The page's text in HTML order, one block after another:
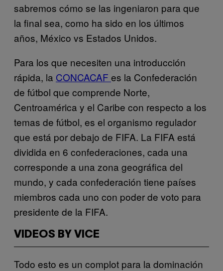
sabremos cómo se las ingeniaron para que
la final sea, como ha sido en los últimos
años, México vs Estados Unidos.
Para los que necesiten una introducción
rápida, la CONCACAF es la Confederación
de fútbol que comprende Norte,
Centroamérica y el Caribe con respecto a los
temas de fútbol, es el organismo regulador
que está por debajo de FIFA. La FIFA está
dividida en 6 confederaciones, cada una
corresponde a una zona geográfica del
mundo, y cada confederación tiene países
miembros cada uno con poder de voto para
presidente de la FIFA.
VIDEOS BY VICE
Todo esto es un complot para la dominación